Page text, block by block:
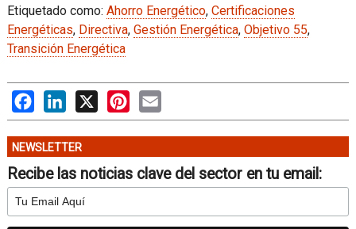
Etiquetado como: Ahorro Energético, Certificaciones
Energéticas, Directiva, Gestión Energética, Objetivo 55,
Transición Energética
FacebookLinkedIn
X PinterestEmail
NEWSLETTER
Recibe las noticias clave del sector en tu email: